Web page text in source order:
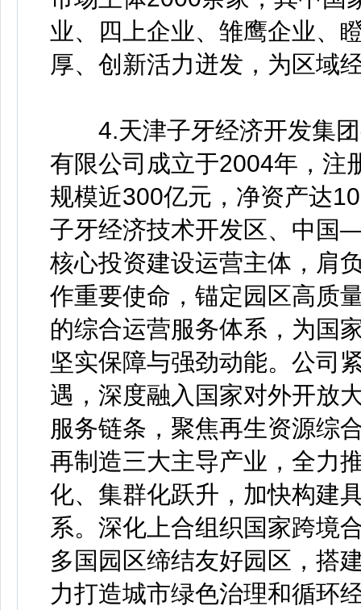
业、四上企业、雏鹰企业、
厚、创新活力迸发，为区域
4.天津子牙经济开发集团
有限公司成立于2004年，注
规模近300亿元，净资产达
子牙经济技术开发区、中国
核心投资建设运营主体，肩
作重要使命，锚定园区高质
的综合运营服务体系，为国
坚实保障与强劲动能。公司
遇，深度融入国家对外开放
服务链条，聚焦再生资源综
再制造三大主导产业，全力
化、集群化跃升，加快构建
系。深化上合组织国家跨境
多国园区缔结友好园区，搭
力打造城市绿色治理和循环